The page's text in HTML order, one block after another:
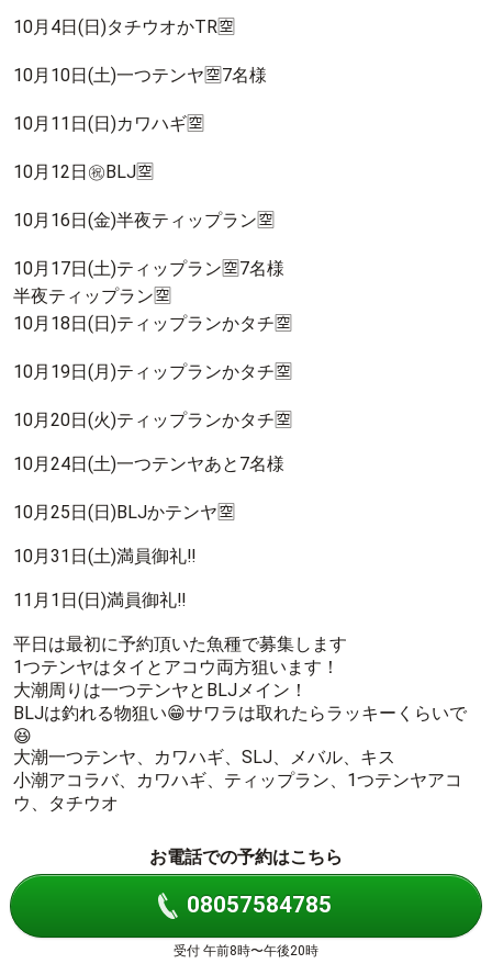
10月4日(日)タチウオかTR🈳
10月10日(土)一つテンヤ🈳7名様
10月11日(日)カワハギ🈳
10月12日㊗️BLJ🈳
10月16日(金)半夜ティップラン🈳
10月17日(土)ティップラン🈳7名様
半夜ティップラン🈳
10月18日(日)ティップランかタチ🈳
10月19日(月)ティップランかタチ🈳
10月20日(火)ティップランかタチ🈳
10月24日(土)一つテンヤあと7名様
10月25日(日)BLJかテンヤ🈳
10月31日(土)満員御礼‼️
11月1日(日)満員御礼‼️
平日は最初に予約頂いた魚種で募集します
1つテンヤはタイとアコウ両方狙います！
大潮周りは一つテンヤとBLJメイン！
BLJは釣れる物狙い😁サワラは取れたらラッキーくらいで
😆
大潮一つテンヤ、カワハギ、SLJ、メバル、キス
小潮アコラバ、カワハギ、ティップラン、1つテンヤアコ
ウ、タチウオ
お電話での予約はこちら
08057584785
受付 午前8時〜午後20時